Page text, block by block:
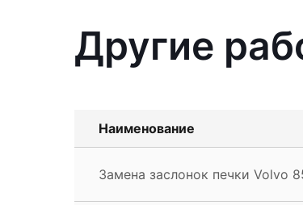
Другие
Наименование
Замена заслонок печки Volvo